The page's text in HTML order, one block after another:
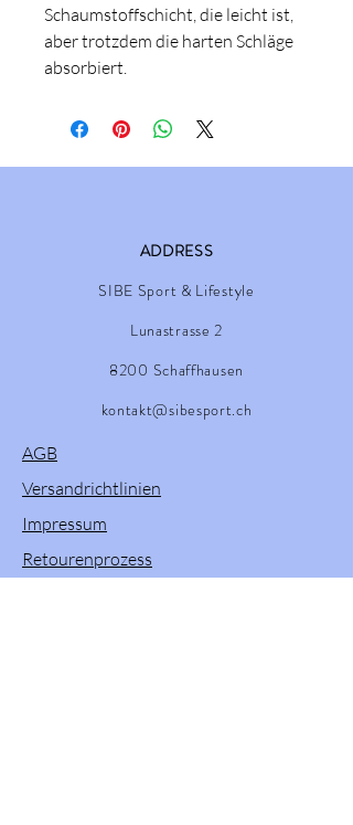
Schaumstoffschicht, die leicht ist,
aber trotzdem die harten Schläge
absorbiert.
ADDRESS
SIBE Sport & Lifestyle
Lunastrasse 2
8200 Schaffhausen
kontakt@sibesport.ch
AGB
Versandrichtlinien
Impressum
Retourenprozess